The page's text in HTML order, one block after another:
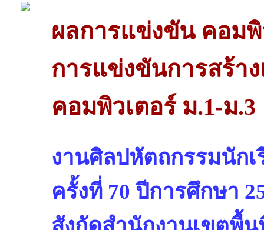
ผลการแข่งขัน คอมพิ
การแข่งขันการสร้า
คอมพิวเตอร์ ม.1-ม.3
งานศิลปหัตถกรรมนัก
ครั้งที่ 70 ปีการศึกษา